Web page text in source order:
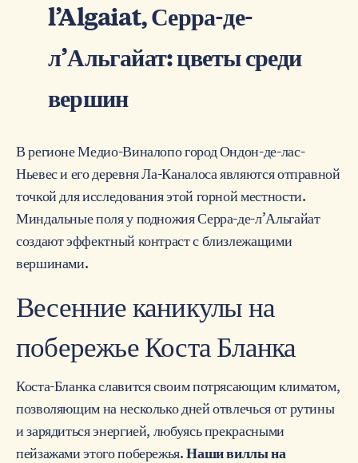
l’Algaiat, Серра-де-
л’Альгайат: цветы среди
вершин
В регионе Медио-Виналопо город Ондон-де-лас-
Ньевес и его деревня Ла-Каналоса являются отправной
точкой для исследования этой горной местности.
Миндальные поля у подножия Серра-де-л’Альгайат
создают эффектный контраст с близлежащими
вершинами.
Весенние каникулы на
побережье Коста Бланка
Коста-Бланка славится своим потрясающим климатом,
позволяющим на несколько дней отвлечься от рутины
и зарядиться энергией, любуясь прекрасными
пейзажами этого побережья.Наши виллы на